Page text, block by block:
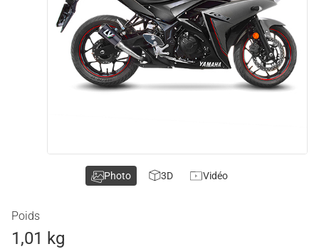
Poids
1,01 kg
Photo 3D Vidéo